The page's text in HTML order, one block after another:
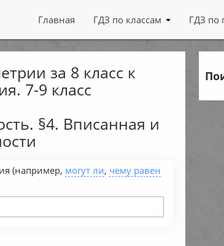
Главная ГДЗ по классам ГДЗ по
за 8 класс к
7-9 класс
§4. Вписанная и
(например, могут ли, чему равен